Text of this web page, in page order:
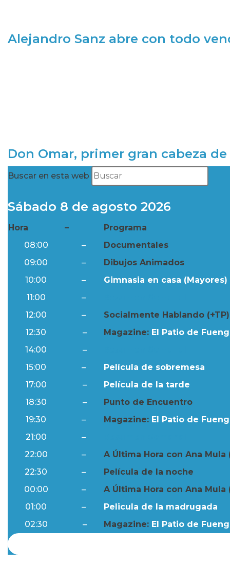
Alejandro Sanz abre con todo
Don Omar, primer gran cabeza
Buscar en esta web
Sábado 8 de agosto 2026
Hora –
Programa
08:00
–
Documentales
09:00
–
Dibujos Animados
10:00
–
Gimnasia en casa (Mayores)
11:00
–
12:00
–
Socialmente Hablando (+TP)
12:30
– Magazine: El Patio de
14:00
–
15:00
–
Película de sobremesa
17:00
–
Película de la tarde
18:30
–
Punto de Encuentro
19:30
– Magazine: El Patio de
21:00
–
22:00
–
A Última Hora con Ana Mula
22:30
–
Película de la noche
00:00
–
A Última Hora con Ana Mula
01:00
–
Pelicula de la madrugada
02:30
– Magazine: El Patio de